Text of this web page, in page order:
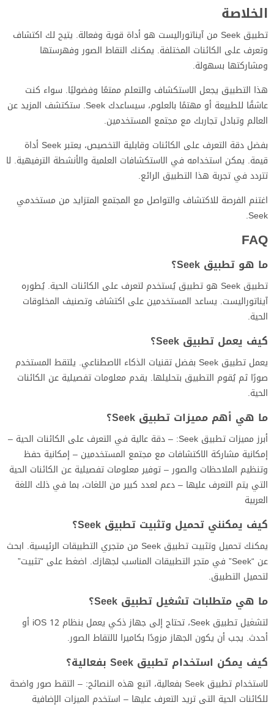
الخلاصة
تطبيق Seek من آيناتوراليست هو أداة قوية وفعالة. يتيح لك اكتشاف
وتعرف على الكائنات المختلفة. يمكنك التقاط الصور وفهرستها
ومشاركتها بسهولة.
هذا التطبيق يجعل الاستكشاف والتعلم ممتعًا وفضوليًا. سواء كنت
عاشقًا للطبيعة أو مهتمًا بالعلوم، سيساعدك Seek. ستكتشف المزيد عن
العالم وتبادل تجاربك مع مجتمع المستخدمين.
بفضل دقة التعرف على الكائنات وقابلية التخصيص، يعتبر Seek أداة
قيمة. يمكن استخدامه في الاستكشافات العلمية والأنشطة الترفيهية. لا
تتردد في تجربة هذا التطبيق الرائع.
اغتنم الفرصة للاكتشاف والتواصل مع المجتمع المتزايد من مستخدمي
Seek.
FAQ
ما هو تطبيق Seek؟
تطبيق Seek هو تطبيق يُستخدم لتعرف على الكائنات الحية. يُطوره
آيناتوراليست. يساعد المستخدمين على اكتشاف وتصنيف المخلوقات
الحية.
كيف يعمل تطبيق Seek؟
يعمل تطبيق Seek بفضل تقنيات الذكاء الاصطناعي. يلتقط المستخدم
صورًا ثم يُقوم التطبيق بتحليلها. يقدم معلومات تفصيلية عن الكائنات
الحية.
ما هي أهم مميزات تطبيق Seek؟
أبرز مميزات تطبيق Seek: – دقة عالية في التعرف على الكائنات الحية –
إمكانية مشاركة الاكتشافات مع مجتمع المستخدمين – إمكانية حفظ
وتنظيم الملاحظات والصور – توفير معلومات تفصيلية عن الكائنات الحية
التي يتم التعرف عليها – دعم لعدد كبير من اللغات، بما في ذلك اللغة
العربية
كيف يمكنني تحميل وتثبيت تطبيق Seek؟
يمكنك تحميل وتثبيت تطبيق Seek من متجري التطبيقات الرئيسية. ابحث
عن “Seek” في متجر التطبيقات المناسب لجهازك. اضغط على “تثبيت”
لتحميل التطبيق.
ما هي متطلبات تشغيل تطبيق Seek؟
لتشغيل تطبيق Seek، تحتاج إلى جهاز ذكي يعمل بنظام iOS 12 أو
أحدث. يجب أن يكون الجهاز مزودًا بكاميرا لالتقاط الصور.
كيف يمكن استخدام تطبيق Seek بفعالية؟
لاستخدام تطبيق Seek بفعالية، اتبع هذه النصائح: – التقط صور واضحة
للكائنات الحية التي تريد التعرف عليها – استخدم الميزات الإضافية